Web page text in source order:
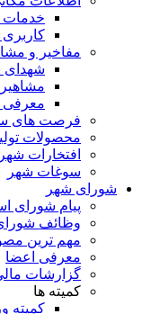
خدمات
مفاخیر و
شهدای
معرفی
فرصت های
محصولات
افتخارات شهر
سوغات شهر
شورای شهر
پیام شورای
وظائف
مهم ترین
معرفی اعضا
گزارشات
کمیته ها
کمیته